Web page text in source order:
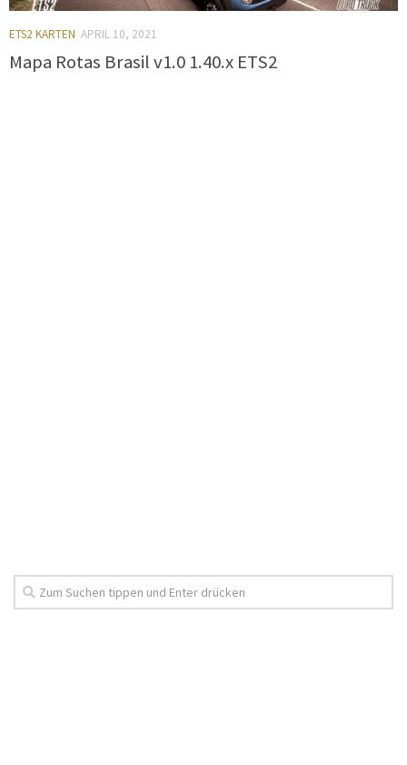
ETS2 KARTEN APRIL 10, 2021
Mapa Rotas Brasil v1.0 1.40.x ETS2